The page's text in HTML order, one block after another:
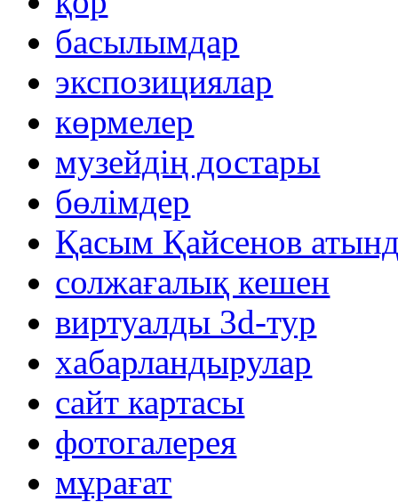
басылымдар
экспозициялар
көрмелер
музейдің достары
бөлімдер
Қасым Қайсенов
солжағалық кешен
виртуалды 3d-тур
xабарландырулар
сайт картасы
фотогалерея
мұрағат